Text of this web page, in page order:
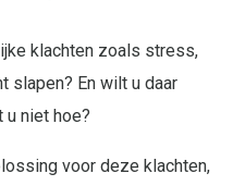
klachten zoals stress,
slapen? En wilt u daar
u niet hoe?
voor deze klachten,